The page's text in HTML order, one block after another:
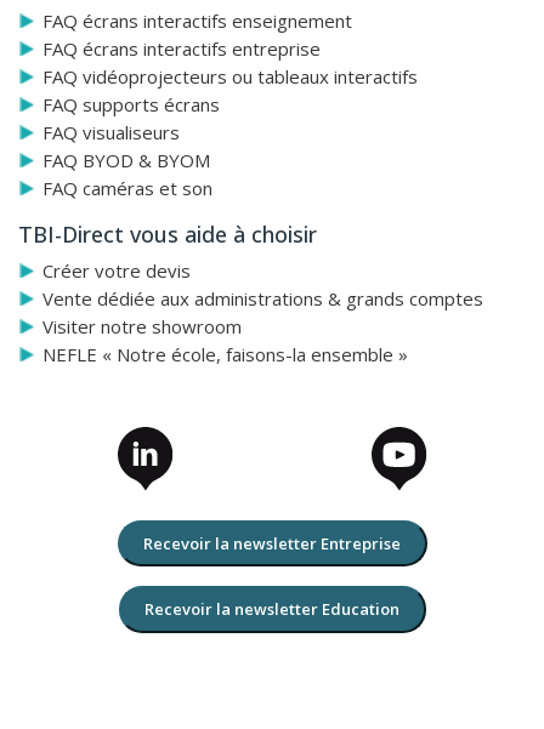
FAQ écrans interactifs enseignement
FAQ écrans interactifs entreprise
FAQ vidéoprojecteurs ou tableaux interactifs
FAQ supports écrans
FAQ visualiseurs
FAQ BYOD & BYOM
FAQ caméras et son
TBI-Direct vous aide à choisir
Créer votre devis
Vente dédiée aux administrations & grands comptes
Visiter notre showroom
NEFLE « Notre école, faisons-la ensemble »
Recevoir la newsletter Entreprise
Recevoir la newsletter Education